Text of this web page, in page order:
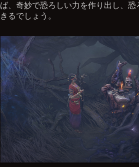
ば、奇妙で恐ろしい力を作り出し、
きるでしょう。